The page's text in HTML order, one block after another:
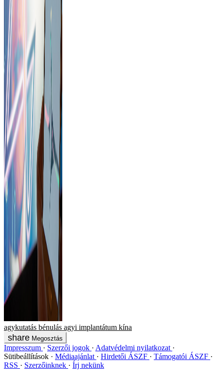
agykutatás bénulás agyi implantátum kína
Megosztás
Impresszum Szerzői jogok
Adatvédelmi nyilatkozat
Sütibeállítások
Médiaajánlat Hirdetői ÁSZF
Támogatói ÁSZF
RSS
Szerzőinknek Írj nekünk